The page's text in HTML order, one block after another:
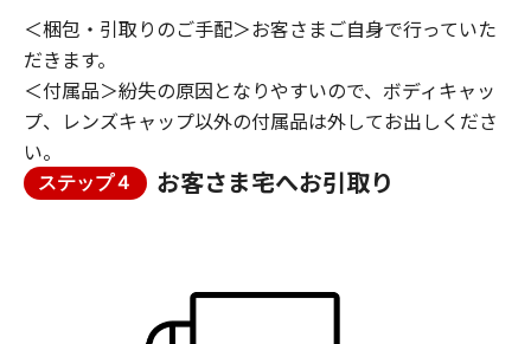
＜梱包・引取りのご手配＞お客さまご自身で行っていた
だきます。
＜付属品＞紛失の原因となりやすいので、ボディキャッ
プ、レンズキャップ以外の付属品は外してお出しくださ
い。
ステップ４ お客さま宅へお引取り